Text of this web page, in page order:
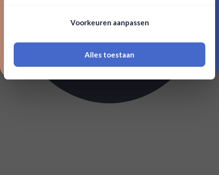
18 jaar of ouder zijn
Voorkeuren aanpassen
Alles toestaan